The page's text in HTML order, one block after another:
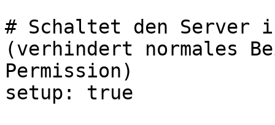
# Schaltet den Server
(verhindert normales
Permission)
setup: true